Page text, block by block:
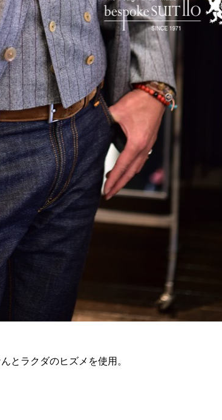
とラクダのヒズメを使用。